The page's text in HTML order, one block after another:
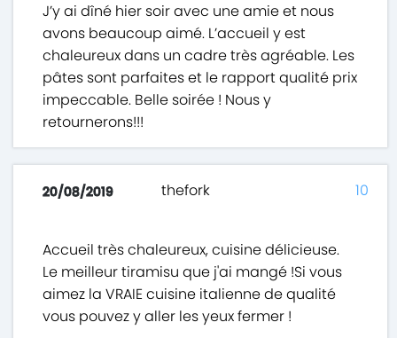
J’y ai dîné hier soir avec une amie et nous
avons beaucoup aimé. L’accueil y est
chaleureux dans un cadre très agréable. Les
pâtes sont parfaites et le rapport qualité prix
impeccable. Belle soirée ! Nous y
retournerons!!!
20/08/2019 thefork
Accueil très chaleureux, cuisine délicieuse.
Le meilleur tiramisu que j'ai mangé !Si vous
aimez la VRAIE cuisine italienne de qualité
vous pouvez y aller les yeux fermer !
10